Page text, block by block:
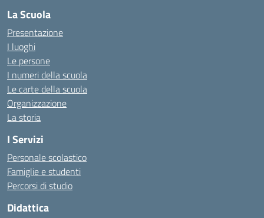
La Scuola
Presentazione
I luoghi
Le persone
I numeri della scuola
Le carte della scuola
Organizzazione
La storia
I Servizi
Personale scolastico
Famiglie e studenti
Percorsi di studio
Didattica